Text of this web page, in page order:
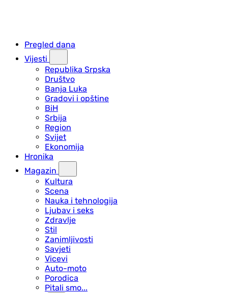
Pregled dana
Vijesti
Republika Srpska
Društvo
Banja Luka
Gradovi i opštine
BiH
Srbija
Region
Svijet
Ekonomija
Hronika
Magazin
Kultura
Scena
Nauka i tehnologija
Ljubav i seks
Zdravlje
Stil
Zanimljivosti
Savjeti
Vicevi
Auto-moto
Porodica
Pitali smo...